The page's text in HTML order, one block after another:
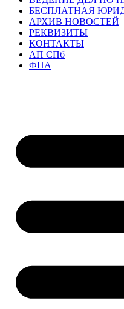
БЕСПЛАТНАЯ
АРХИВ НОВОСТЕЙ
РЕКВИЗИТЫ
КОНТАКТЫ
АП СПб
ФПА